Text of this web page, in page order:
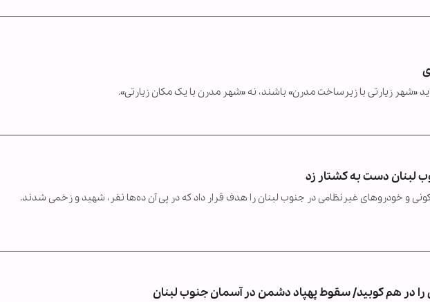
«شهر زیارتی با زیرساخت مدرن» باشند، نه «شهر مدرن با یک مکان زیارتی».
لبنان دست به کشتار زد
و خودروهای غیرنظامی در جنوب لبنان را هدف قرار داد که در پی آن ده‌ها نفر، شهید و زخمی شدند.
را در هم کوبید/ سقوط پهپاد دشمن در آسمان جنوب لبنان